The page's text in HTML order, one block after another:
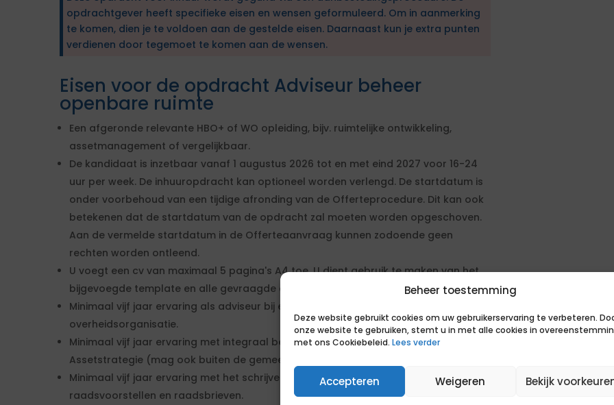
Beheer toestemming
Deze website gebruikt cookies om uw gebruikerservaring te verbeteren.
onze website te gebruiken, stemt u in met alle cookies in
met ons Cookiebeleid. Lees verder
Accepteren Weigeren Bekijk
opdrachtgever heeft specifieke eisen en wensen geformuleerd. Om in aanmerking
te komen, dien je te voldoen aan de gestelde eisen. Daarnaast kun je extra punten
verdienen door tegemoet te komen aan de wensen.
Eisen voor de opdracht Adviseur beheer
openbare ruimte
Een afgeronde relevante HBO+ of WO opleiding, bijv. ruimtelijke ontwikkeling,
assetmanagement of vergelijkbaar.
De kandidaat is inzetbaar vanaf 1 augustus 2026 tot en met eind 2027 voor 16-24
uur per week. De inhuuropdracht kan optioneel worden verlengd. De startdatum is
onder voorbehoud van een tijdige afronding van de Offerteprocedure. Dit kan ook
betekenen dat de startdatum van de opdracht zal moeten worden opgeschoven.
Aan de vermelde startdatum in de Offerteaanvraag kunnen zodoende geen
rechten worden ontleend.
U voegt een cv van maximaal 5 pagina's A4 toe. U dient gebruik te maken van het
bijgevoegde template en alle gevraagde onderdelen in te vullen.
Minimaal vijf jaar ervaring als adviseur bij een gemeentelijke organisatie of andere
overheidsorganisatie.
Minimaal vijf jaar ervaring met integraal beheer van openbare ruimte IBOR /
Assetstrategie (mag ook buiten de gemeente zijn).
Minimaal vijf jaar ervaring met het schrijven van collegevoorstellen,
raadsvoorstellen en raadsbrieven.